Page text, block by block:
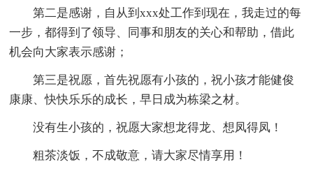
第二是感谢，自从到xxx处工作到现在，我走过的每
一步，都得到了领导、同事和朋友的关心和帮助，借此
机会向大家表示感谢；
第三是祝愿，首先祝愿有小孩的，祝小孩才能健俊
康康、快快乐乐的成长，早日成为栋梁之材。
没有生小孩的，祝愿大家想龙得龙、想凤得凤！
粗茶淡饭，不成敬意，请大家尽情享用！